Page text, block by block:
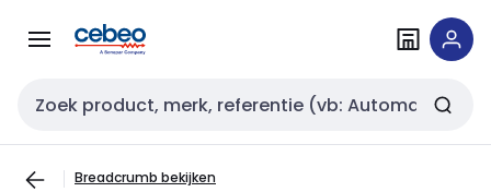
naar
naar
Zoekveld invoer
Breadcrumb bekijken